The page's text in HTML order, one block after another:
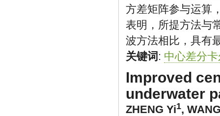
方差矩阵参与运算
表明，所提方法与
波方法相比，具有
关键词 : 中心差分
Improved
underwater
ZHENG Yi1,